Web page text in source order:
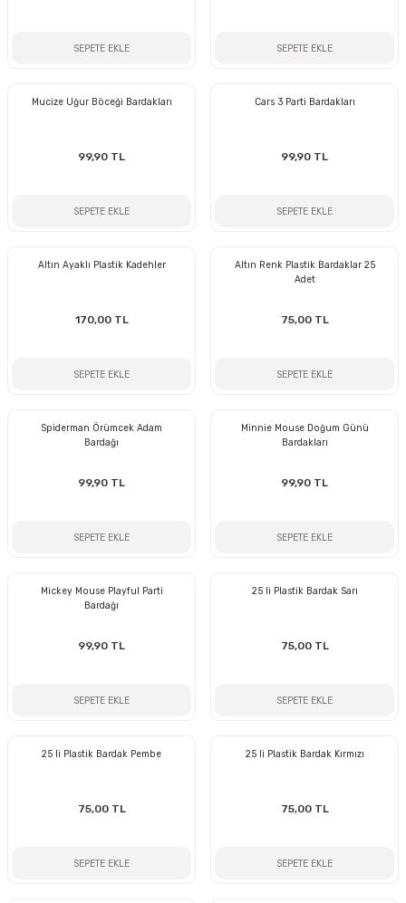
SEPETE EKLE SEPETE EKLE
Mucize Uğur Böceği Bardakları
99,90 TL
SEPETE EKLE
Cars 3 Parti Bardakları
99,90 TL
SEPETE EKLE
Altın Ayaklı Plastik Kadehler
170,00 TL
SEPETE EKLE
Altın Renk Plastik Bardaklar 25
Adet
75,00 TL
SEPETE EKLE
Spiderman Örümcek Adam
Bardağı
99,90 TL
SEPETE EKLE
Minnie Mouse Doğum Günü
Bardakları
99,90 TL
SEPETE EKLE
Mickey Mouse Playful Parti
Bardağı
99,90 TL
SEPETE EKLE
25 li Plastik Bardak Sarı
75,00 TL
SEPETE EKLE
25 li Plastik Bardak Pembe
75,00 TL
SEPETE EKLE
25 li Plastik Bardak Kırmızı
75,00 TL
SEPETE EKLE